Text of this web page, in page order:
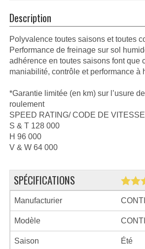
Description
Polyvalence toutes saisons et toutes
Performance de freinage sur sol
adhérence en toutes saisons font que
maniabilité, contrôle et performance à
*Garantie limitée (en km) sur l’usure
roulement
SPEED RATING/ CODE DE
S & T 128 000
H 96 000
V & W 64 000
SPÉCIFICATIONS
Manufacturier
Modèle
Saison Été